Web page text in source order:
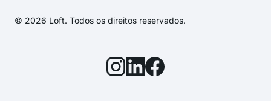
© 2026 Loft. Todos os direitos reservados.